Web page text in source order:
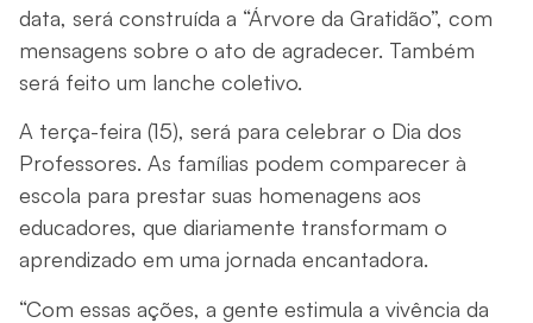
data, será construída a “Árvore da Gratidão”, com
mensagens sobre o ato de agradecer. Também
será feito um lanche coletivo.
A terça-feira (15), será para celebrar o Dia dos
Professores. As famílias podem comparecer à
escola para prestar suas homenagens aos
educadores, que diariamente transformam o
aprendizado em uma jornada encantadora.
“Com essas ações, a gente estimula a vivência da